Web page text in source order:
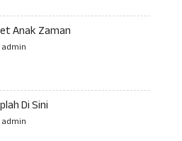
Anak Zaman
admin
Di Sini
admin